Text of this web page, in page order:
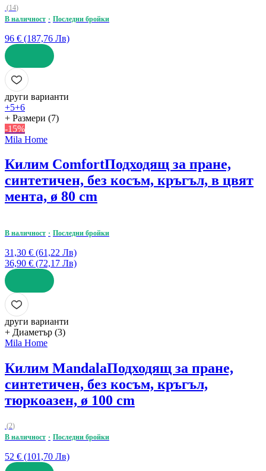
(14)
В наличност
Последни бройки
96 € (187,76 Лв)
ДОБАВИ
други варианти
+5+6
+ Размери (7)
-15%
Mila Home
Килим ComfortПодходящ за пране,
синтетичен, без косъм, кръгъл, в цвят
мента, ø 80 cm
В наличност Последни бройки
31,30 € (61,22 Лв)
36,90 € (72,17 Лв)
ДОБАВИ
други варианти
+ Диаметър (3)
Mila Home
Килим MandalaПодходящ за пране,
синтетичен, без косъм, кръгъл,
тюркоазен, ø 100 cm
(2)
В наличност
Последни бройки
52 € (101,70 Лв)